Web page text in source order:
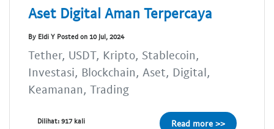
Aset Digital Aman Terpercaya
By Eldi Y Posted on 10 Jul, 2024
Tether, USDT, Kripto, Stablecoin,
Investasi, Blockchain, Aset, Digital,
Keamanan, Trading
Dilihat: 917 kali Read more >>